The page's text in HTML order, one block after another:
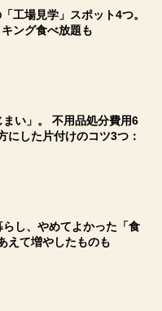
工場見学」スポット4つ。
ング食べ放題も
い」。 不用品処分費用6
にした片付けのコツ3つ：
し、やめてよかった「食
えて増やしたものも